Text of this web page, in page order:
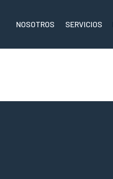
NOSOTROS SERVICIOS